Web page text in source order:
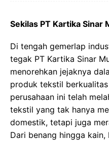
Sekilas PT Kartika Sinar
Di tengah gemerlap
tegak PT Kartika Sinar
menorehkan jejaknya
produk tekstil
perusahaan ini telah
tekstil yang tak hanya
domestik, tetapi juga
Dari benang hingga kain,